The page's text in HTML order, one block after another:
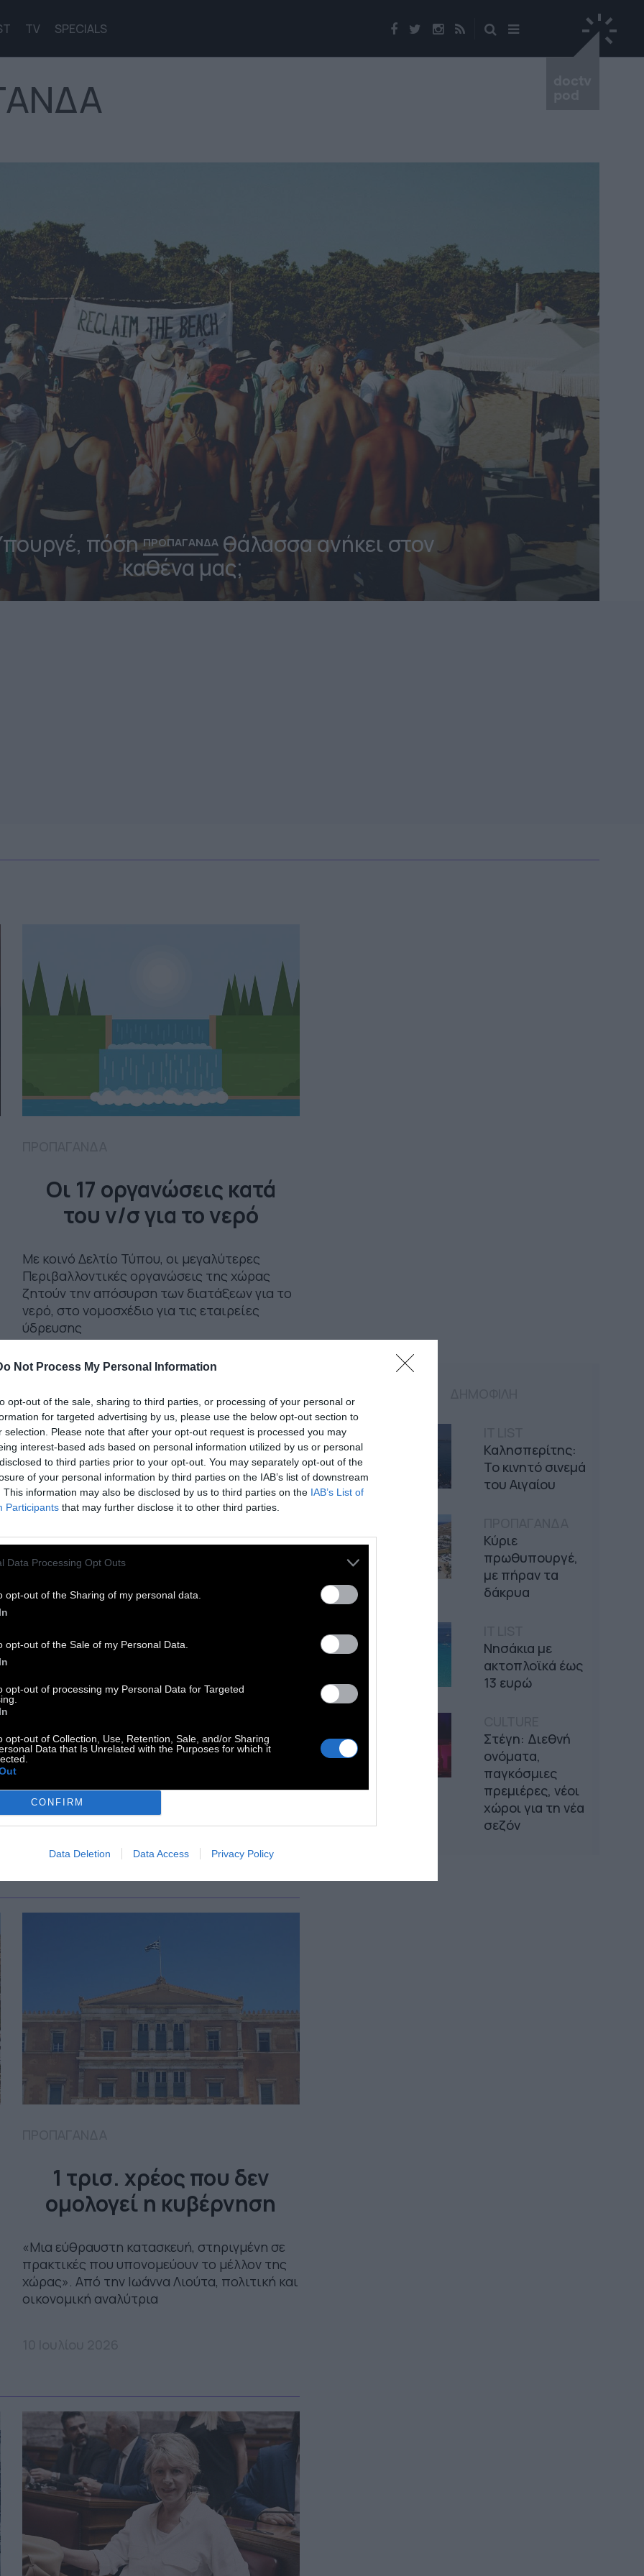
Not Process My Personal Information
opt-out of the sale, sharing to third parties, or processing of your personal or
for targeted advertising by us, please use the below opt-out section to
selection. Please note that after your opt-out request is processed you may
interest-based ads based on personal information utilized by us or personal
to third parties prior to your opt-out. You may separately opt-out of the
of your personal information by third parties on the IAB’s list of downstream
This information may also be disclosed by us to third parties on the IAB’s List of
Participants that may further disclose it to other third parties.
Data Processing Opt Outs
opt-out of the Sharing of my personal data.
opt-out of the Sale of my Personal Data.
opt-out of processing my Personal Data for Targeted
opt-out of Collection, Use, Retention, Sale, and/or Sharing
Data that Is Unrelated with the Purposes for which it
CONFIRM
Data Deletion Data Access Privacy Policy
TV SPECIALS
πόσηΠΡΟΠΑΓΑΝΔΑ θάλασσα ανήκει στον
καθένα μας;
Οι 17 οργανώσεις κατά
του ν/σ για το νερό
Με κοινό Δελτίο Τύπου, οι μεγαλύτερες
Περιβαλλοντικές οργανώσεις της χώρας
ζητούν την απόσυρση των διατάξεων για το
νερό, στο νομοσχέδιο για τις εταιρείες
ύδρευσης
31 Ιουλίου 2026
«Απλά πλημμελήματα»
Από τον δικηγόρο Θανάση Καμπαγιάννη
17 Ιουλίου 2026
1 τρισ. χρέος που δεν
ομολογεί η κυβέρνηση
«Μια εύθραυστη κατασκευή, στηριγμένη σε
πρακτικές που υπονομεύουν το μέλλον της
χώρας». Από την Ιωάννα Λιούτα, πολιτική και
οικονομική αναλύτρια
Καλησπερίτης:
Το κινητό σινεμά
του Αιγαίου
Κύριε
πρωθυπουργέ,
με πήραν τα
δάκρυα
Νησάκια με
ακτοπλοϊκά έως
13 ευρώ
Στέγη: Διεθνή
ονόματα,
παγκόσμιες
πρεμιέρες, νέοι
χώροι για τη νέα
σεζόν